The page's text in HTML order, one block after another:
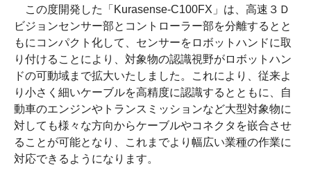
この度開発した「 Kurasense-C100FX 」は、高速３Ｄ
ビジョンセンサー部とコントローラー部を分離するとと
もにコンパクト化して、センサーをロボットハンドに取
り付けることにより、対象物の認識視野がロボットハン
ドの可動域まで拡大いたしました。これにより、従来よ
り小さく細いケーブルを高精度に認識するとともに、自
動車のエンジンやトランスミッションなど大型対象物に
対しても様々な方向からケーブルやコネクタを嵌合させ
ることが可能となり、これまでより幅広い業種の作業に
対応できるようになります。